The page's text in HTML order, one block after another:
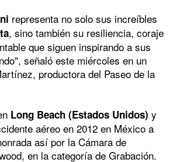
representa no solo sus increíbles
, sino también su resiliencia, coraje
que siguen inspirando a sus
señaló este miércoles en un
productora del Paseo de la
Long Beach (Estados Unidos) y
aéreo en 2012 en México a
así por la Cámara de
en la categoría de Grabación.